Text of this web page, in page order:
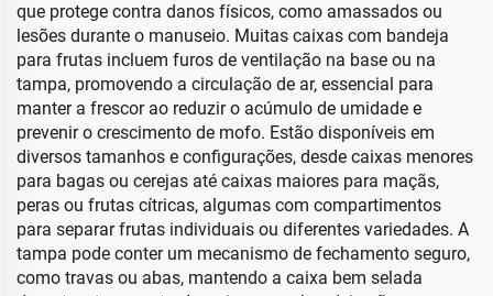
que protege contra danos físicos, como amassados ou
lesões durante o manuseio. Muitas caixas com bandeja
para frutas incluem furos de ventilação na base ou na
tampa, promovendo a circulação de ar, essencial para
manter a frescor ao reduzir o acúmulo de umidade e
prevenir o crescimento de mofo. Estão disponíveis em
diversos tamanhos e configurações, desde caixas menores
para bagas ou cerejas até caixas maiores para maçãs,
peras ou frutas cítricas, algumas com compartimentos
para separar frutas individuais ou diferentes variedades. A
tampa pode conter um mecanismo de fechamento seguro,
como travas ou abas, mantendo a caixa bem selada